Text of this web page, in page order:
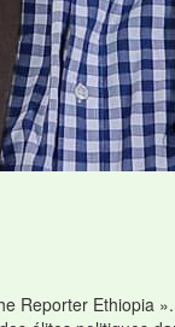
Reporter